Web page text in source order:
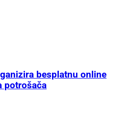
besplatnu online
potrošača